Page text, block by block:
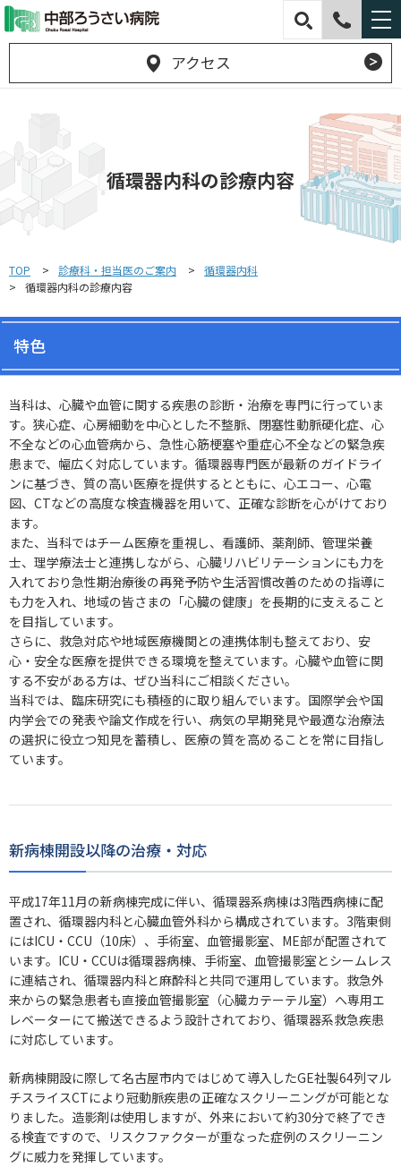
アクセス
循環器内科の診療内容
TOP 診療科・担当医のご案内
循環器内科
循環器内科の診療内容
特色
当科は、心臓や血管に関する疾患の診断・治療を専門に行っていま
す。狭心症、心房細動を中心とした不整脈、閉塞性動脈硬化症、心
不全などの心血管病から、急性心筋梗塞や重症心不全などの緊急疾
患まで、幅広く対応しています。循環器専門医が最新のガイドライ
ンに基づき、質の高い医療を提供するとともに、心エコー、心電
図、CTなどの高度な検査機器を用いて、正確な診断を心がけており
ます。
また、当科ではチーム医療を重視し、看護師、薬剤師、管理栄養
士、理学療法士と連携しながら、心臓リハビリテーションにも力を
入れており急性期治療後の再発予防や生活習慣改善のための指導に
も力を入れ、地域の皆さまの「心臓の健康」を長期的に支えること
を目指しています。
さらに、救急対応や地域医療機関との連携体制も整えており、安
心・安全な医療を提供できる環境を整えています。心臓や血管に関
する不安がある方は、ぜひ当科にご相談ください。
当科では、臨床研究にも積極的に取り組んでいます。国際学会や国
内学会での発表や論文作成を行い、病気の早期発見や最適な治療法
の選択に役立つ知見を蓄積し、医療の質を高めることを常に目指し
ています。
新病棟開設以降の治療・対応
平成17年11月の新病棟完成に伴い、循環器系病棟は3階西病棟に配
置され、循環器内科と心臓血管外科から構成されています。3階東側
にはICU・CCU（10床）、手術室、血管撮影室、ME部が配置されて
います。ICU・CCUは循環器病棟、手術室、血管撮影室とシームレス
に連結され、循環器内科と麻酔科と共同で運用しています。救急外
来からの緊急患者も直接血管撮影室（心臓カテーテル室）へ専用エ
レベーターにて搬送できるよう設計されており、循環器系救急疾患
に対応しています。
新病棟開設に際して名古屋市内ではじめて導入したGE社製64列マル
チスライスCTにより冠動脈疾患の正確なスクリーニングが可能とな
りました。造影剤は使用しますが、外来において約30分で終了でき
る検査ですので、リスクファクターが重なった症例のスクリーニン
グに威力を発揮しています。